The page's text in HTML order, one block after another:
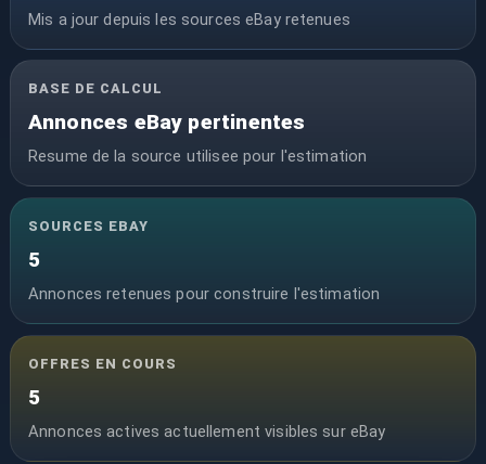
Mis a jour depuis les sources eBay retenues
BASE DE CALCUL
Annonces eBay pertinentes
Resume de la source utilisee pour l'estimation
SOURCES EBAY
5
Annonces retenues pour construire l'estimation
OFFRES EN COURS
5
Annonces actives actuellement visibles sur eBay